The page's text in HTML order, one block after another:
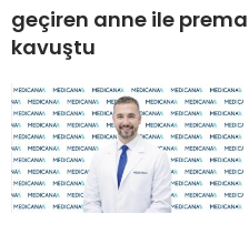
geçiren anne ile
kavuştu